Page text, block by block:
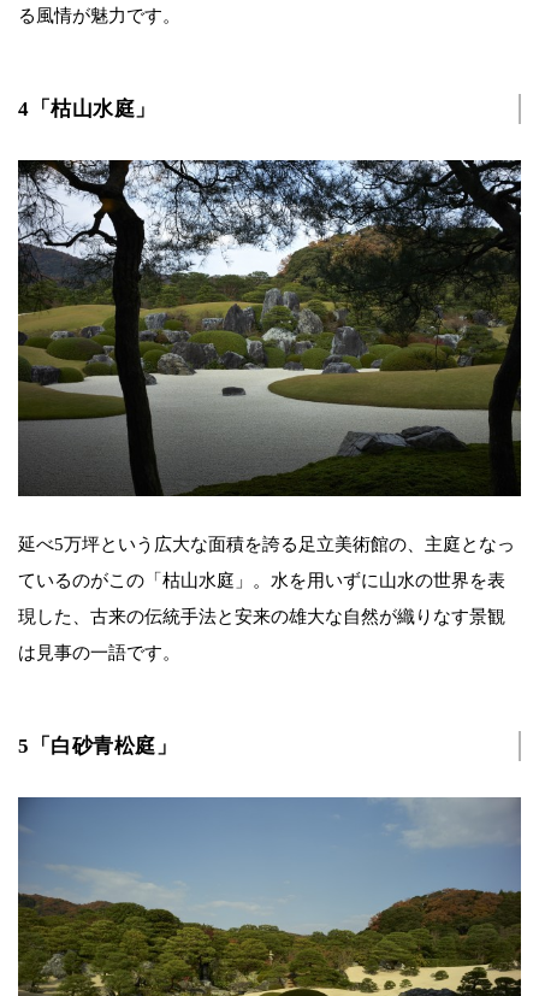
る風情が魅力です。
4「枯山水庭」
延べ5万坪という広大な面積を誇る足立美術館の、主庭となっ
ているのがこの「枯山水庭」。水を用いずに山水の世界を表
現した、古来の伝統手法と安来の雄大な自然が織りなす景観
は見事の一語です。
5「白砂青松庭」